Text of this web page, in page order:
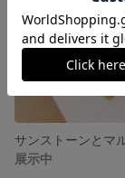
展示中